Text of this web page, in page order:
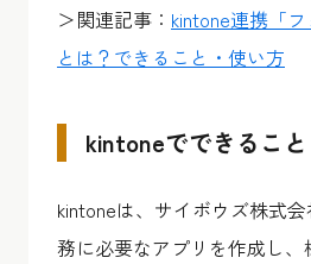
＞関連記事： kintone連携「フ
とは？できること・使い方
kintoneでできること
kintoneは、サイボウズ株式
務に必要なアプリを作成し